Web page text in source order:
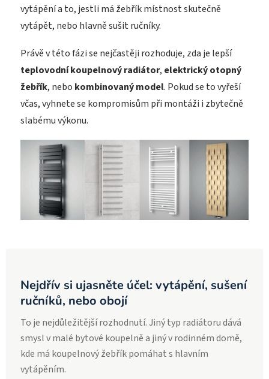
vytápění a to, jestli má žebřík místnost skutečně
vytápět, nebo hlavně sušit ručníky.
Právě v této fázi se nejčastěji rozhoduje, zda je lepší
teplovodní koupelnový radiátor, elektrický otopný
žebřík, nebo kombinovaný model. Pokud se to vyřeší
včas, vyhnete se kompromisům při montáži i zbytečně
slabému výkonu.
Nejdřív si ujasněte účel: vytápění, sušení
ručníků, nebo obojí
To je nejdůležitější rozhodnutí. Jiný typ radiátoru dává
smysl v malé bytové koupelně a jiný v rodinném domě,
kde má koupelnový žebřík pomáhat s hlavním
vytápěním.